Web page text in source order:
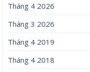
Tháng 4 2026
Tháng 3 2026
Tháng 4 2019
Tháng 4 2018